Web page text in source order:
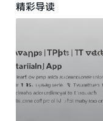
精彩导读